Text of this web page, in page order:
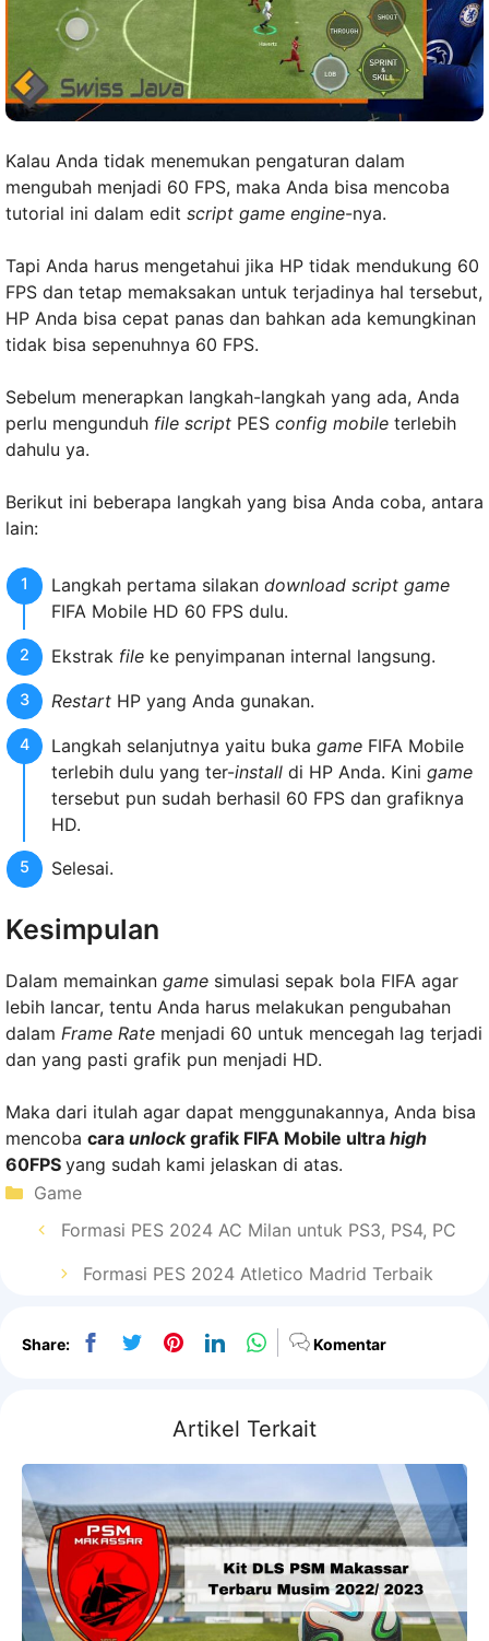
Kalau Anda tidak menemukan pengaturan dalam
mengubah menjadi 60 FPS, maka Anda bisa mencoba
tutorial ini dalam edit script game engine-nya.
Tapi Anda harus mengetahui jika HP tidak mendukung 60
FPS dan tetap memaksakan untuk terjadinya hal tersebut,
HP Anda bisa cepat panas dan bahkan ada kemungkinan
tidak bisa sepenuhnya 60 FPS.
Sebelum menerapkan langkah-langkah yang ada, Anda
perlu mengunduh file script PES config mobile terlebih
dahulu ya.
Berikut ini beberapa langkah yang bisa Anda coba, antara
lain:
Langkah pertama silakan download script game
FIFA Mobile HD 60 FPS dulu.
Ekstrak fileke penyimpanan internal langsung.
RestartHP yang Anda gunakan.
Langkah selanjutnya yaitu buka gameFIFA Mobile
terlebih dulu yang ter-installdi HP Anda. Kini game
tersebut pun sudah berhasil 60 FPS dan grafiknya
HD.
Selesai.
Kesimpulan
Dalam memainkan game simulasi sepak bola FIFA agar
lebih lancar, tentu Anda harus melakukan pengubahan
dalam Frame Rate menjadi 60 untuk mencegah lag terjadi
dan yang pasti grafik pun menjadi HD.
Maka dari itulah agar dapat menggunakannya, Anda bisa
mencoba cara unlockgrafik FIFA Mobile ultra high
60FPS yang sudah kami jelaskan di atas.
Kategori
Game
Formasi PES 2024 AC Milan untuk PS3, PS4, PC
Formasi PES 2024 Atletico Madrid Terbaik
Share: Komentar
Artikel Terkait